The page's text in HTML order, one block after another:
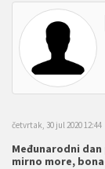
četvrtak, 30 jul 2020 12:44
Međunarodni
mirno more,